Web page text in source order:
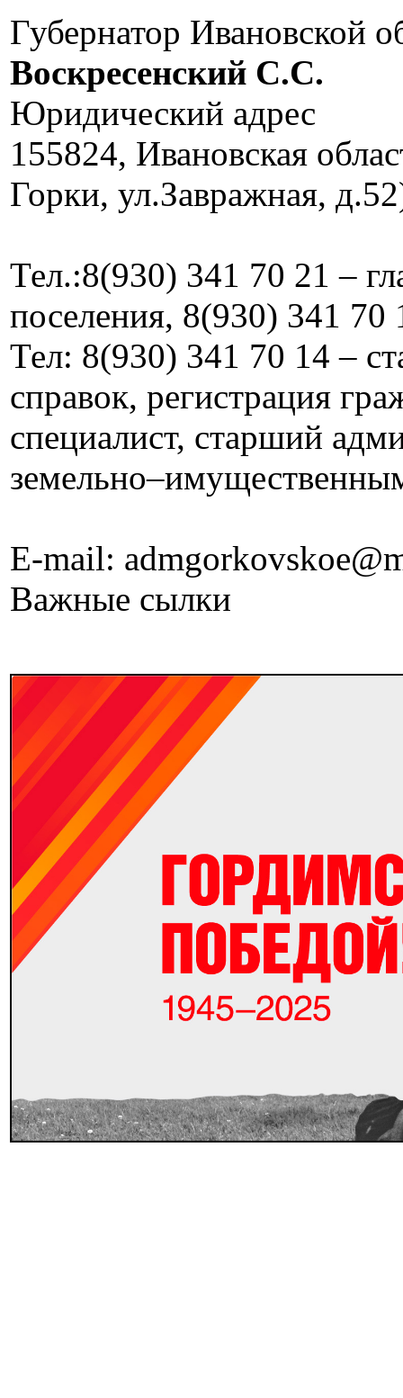
Губернатор Ивановской
Воскресенский C.C.
Юридический адрес
155824, Ивановская
Горки, ул.Завражная,
Тел.:8(930) 341 70 21 –
поселения, 8(930) 341 70
Тел: 8(930) 341 70 14 –
справок, регистрация
специалист, старший
E-mail:
Важные сылки